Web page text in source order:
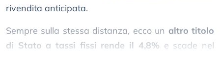
rivendita anticipata.
Sempre sulla stessa distanza, ecco un altro titolo
di Stato a tassi fissi rende il 4,8% e scade nel